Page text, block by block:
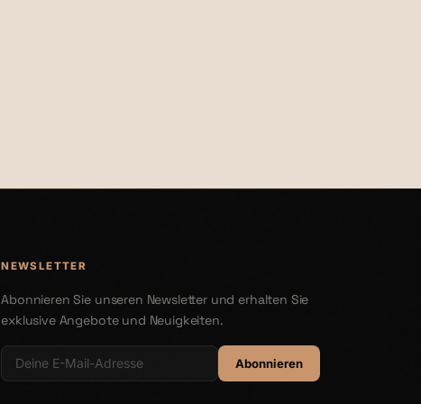
NEWSLETTER
Abonnieren Sie unseren Newsletter und erhalten Sie
exklusive Angebote und Neuigkeiten.
Abonnieren